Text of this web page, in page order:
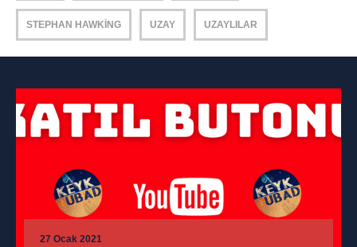
STEPHAN HAWKING UZAY UZAYLILAR
27 Ocak 2021